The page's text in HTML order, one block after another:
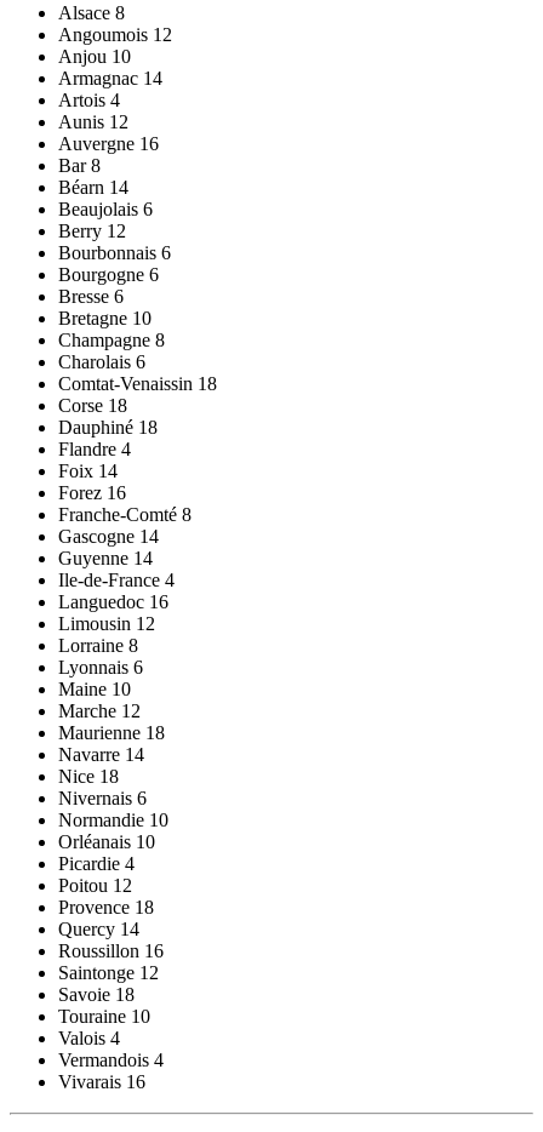
Alsace 8
Angoumois 12
Anjou 10
Armagnac 14
Artois 4
Aunis 12
Auvergne 16
Bar 8
Béarn 14
Beaujolais 6
Berry 12
Bourbonnais 6
Bourgogne 6
Bresse 6
Bretagne 10
Champagne 8
Charolais 6
Comtat-Venaissin 18
Corse 18
Dauphiné 18
Flandre 4
Foix 14
Forez 16
Franche-Comté 8
Gascogne 14
Guyenne 14
Ile-de-France 4
Languedoc 16
Limousin 12
Lorraine 8
Lyonnais 6
Maine 10
Marche 12
Maurienne 18
Navarre 14
Nice 18
Nivernais 6
Normandie 10
Orléanais 10
Picardie 4
Poitou 12
Provence 18
Quercy 14
Roussillon 16
Saintonge 12
Savoie 18
Touraine 10
Valois 4
Vermandois 4
Vivarais 16